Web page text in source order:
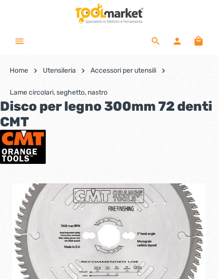
Home Utensileria Accessori per utensili
Lame circolari, seghetto, nastro
Disco per legno 300mm 72 denti
CMT